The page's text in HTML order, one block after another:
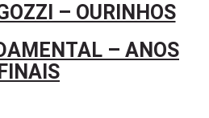
– OURINHOS
– ANOS
FINAIS